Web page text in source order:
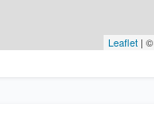
Leaflet | ©